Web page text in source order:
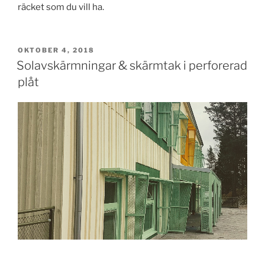
räcket som du vill ha.
PUBLICERAT
OKTOBER 4, 2018
Solavskärmningar & skärmtak i perforerad
plåt